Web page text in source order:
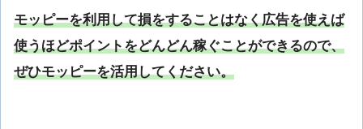
モッピーを利用して損をすることはなく広告を使えば
使うほどポイントをどんどん稼ぐことができるので、
ぜひモッピーを活用してください。